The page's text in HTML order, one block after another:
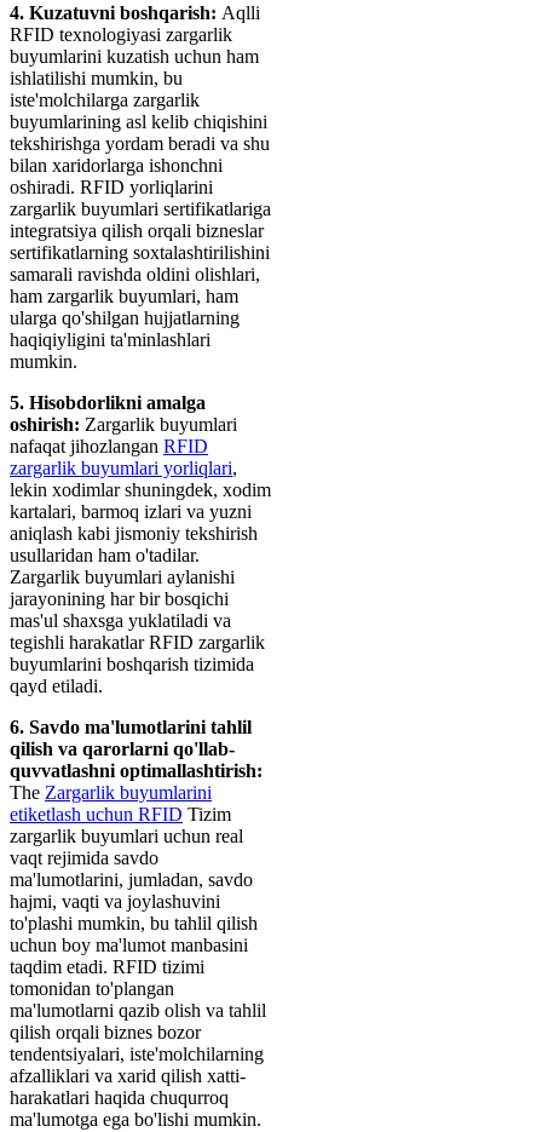
4. Kuzatuvni boshqarish: Aqlli
RFID texnologiyasi zargarlik
buyumlarini kuzatish uchun ham
ishlatilishi mumkin, bu
iste'molchilarga zargarlik
buyumlarining asl kelib chiqishini
tekshirishga yordam beradi va shu
bilan xaridorlarga ishonchni
oshiradi. RFID yorliqlarini
zargarlik buyumlari sertifikatlariga
integratsiya qilish orqali bizneslar
sertifikatlarning soxtalashtirilishini
samarali ravishda oldini olishlari,
ham zargarlik buyumlari, ham
ularga qo'shilgan hujjatlarning
haqiqiyligini ta'minlashlari
mumkin.
5. Hisobdorlikni amalga
oshirish: Zargarlik buyumlari
nafaqat jihozlangan RFID
zargarlik buyumlari yorliqlari,
lekin xodimlar shuningdek, xodim
kartalari, barmoq izlari va yuzni
aniqlash kabi jismoniy tekshirish
usullaridan ham o'tadilar.
Zargarlik buyumlari aylanishi
jarayonining har bir bosqichi
mas'ul shaxsga yuklatiladi va
tegishli harakatlar RFID zargarlik
buyumlarini boshqarish tizimida
qayd etiladi.
6. Savdo ma'lumotlarini tahlil
qilish va qarorlarni qo'llab-
quvvatlashni optimallashtirish:
The Zargarlik buyumlarini
etiketlash uchun RFID Tizim
zargarlik buyumlari uchun real
vaqt rejimida savdo
ma'lumotlarini, jumladan, savdo
hajmi, vaqti va joylashuvini
to'plashi mumkin, bu tahlil qilish
uchun boy ma'lumot manbasini
taqdim etadi. RFID tizimi
tomonidan to'plangan
ma'lumotlarni qazib olish va tahlil
qilish orqali biznes bozor
tendentsiyalari, iste'molchilarning
afzalliklari va xarid qilish xatti-
harakatlari haqida chuqurroq
ma'lumotga ega bo'lishi mumkin.